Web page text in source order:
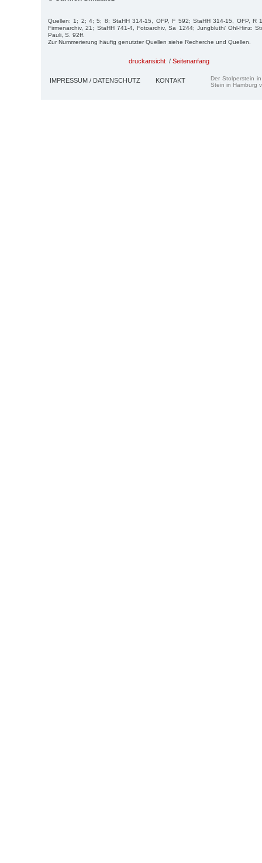
Quellen: 1; 2; 4; 5; 8; StaHH 314-15, OFP, F 592; StaHH 314-15, OFP, R
Firmenarchiv, 21; StaHH 741-4, Fotoarchiv, Sa 1244; Jung­bluth/ Ohl-Hinz:
Pauli, S. 92ff.
Zur Nummerierung häufig genutzter Quellen siehe Recherche und Quellen.
druckansicht / Seitenanfang
IMPRESSUM / DATENSCHUTZ KONTAKT
Der Stolperstein
Stein in Hamburg